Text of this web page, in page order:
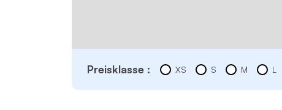
Preisklasse : XS S M L